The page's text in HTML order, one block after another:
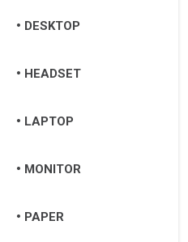
DESKTOP
HEADSET
LAPTOP
MONITOR
PAPER